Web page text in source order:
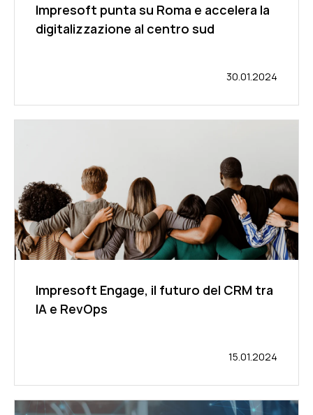
Impresoft punta su Roma e accelera la
digitalizzazione al centro sud
30.01.2024
Impresoft Engage, il futuro del CRM tra
IA e RevOps
15.01.2024